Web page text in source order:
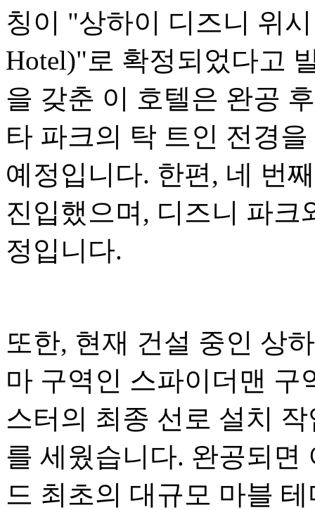
칭이 "상하이 디즈니 위시
Hotel)"로 확정되었다고
을 갖춘 이 호텔은 완공
타 파크의 탁 트인 전경
예정입니다. 한편, 네 번
진입했으며, 디즈니 파크
정입니다.
또한, 현재 건설 중인 상
마 구역인 스파이더맨 구
스터의 최종 선로 설치
를 세웠습니다. 완공되면
드 최초의 대규모 마블